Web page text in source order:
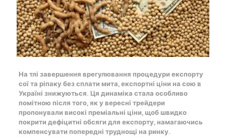
На тлі завершення врегулювання процедури експорту
сої та ріпаку без сплати мита, експортні ціни на сою в
Україні знижуються. Ця динаміка стала особливо
помітною після того, як у вересні трейдери
пропонували високі преміальні ціни, щоб швидко
покрити дефіцитні обсяги для експорту, намагаючись
компенсувати попередні труднощі на ринку.